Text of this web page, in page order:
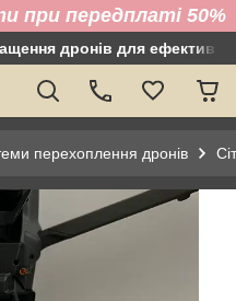
при передплаті 50%
дронів для
перехоплення дронів